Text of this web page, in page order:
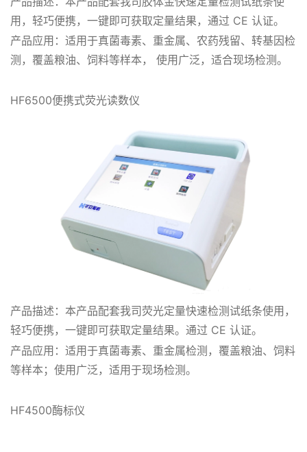
用，轻巧便携，一键即可获取定量结果，通过 CE 认证。
产品应用：适用于真菌毒素、重金属、农药残留、转基因检
测，覆盖粮油、饲料等样本， 使用广泛，适合现场检测。
HF6500便携式荧光读数仪
产品描述：本产品配套我司荧光定量快速检测试纸条使用，
轻巧便携，一键即可获取定量结果。通过 CE 认证。
产品应用：适用于真菌毒素、重金属检测，覆盖粮油、饲料
等样本；使用广泛，适用于现场检测。
HF4500酶标仪